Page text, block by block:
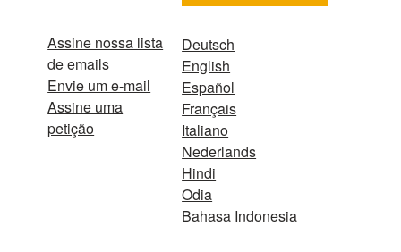
Assine nossa lista
de emails
Envie um e-mail
Assine uma
petição
Deutsch
English
Español
Français
Italiano
Nederlands
Hindi
Odia
Bahasa Indonesia